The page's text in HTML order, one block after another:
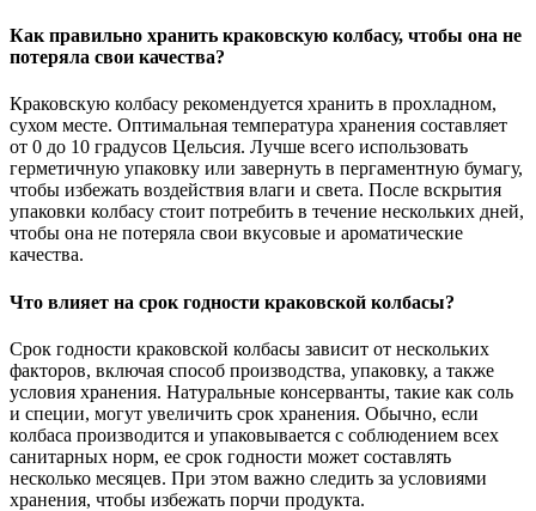
Как правильно хранить краковскую колбасу, чтобы она не
потеряла свои качества?
Краковскую колбасу рекомендуется хранить в прохладном,
сухом месте. Оптимальная температура хранения составляет
от 0 до 10 градусов Цельсия. Лучше всего использовать
герметичную упаковку или завернуть в пергаментную бумагу,
чтобы избежать воздействия влаги и света. После вскрытия
упаковки колбасу стоит потребить в течение нескольких дней,
чтобы она не потеряла свои вкусовые и ароматические
качества.
Что влияет на срок годности краковской колбасы?
Срок годности краковской колбасы зависит от нескольких
факторов, включая способ производства, упаковку, а также
условия хранения. Натуральные консерванты, такие как соль
и специи, могут увеличить срок хранения. Обычно, если
колбаса производится и упаковывается с соблюдением всех
санитарных норм, ее срок годности может составлять
несколько месяцев. При этом важно следить за условиями
хранения, чтобы избежать порчи продукта.